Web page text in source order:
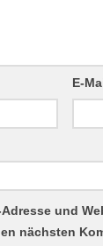
E-
Adresse und
nächsten